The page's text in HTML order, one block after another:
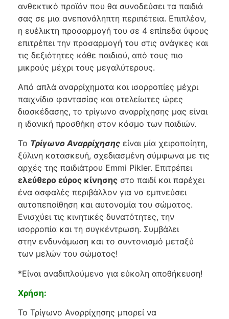
ανθεκτικό προϊόν που θα συνοδεύσει τα παιδιά
σας σε μια ανεπανάληπτη περιπέτεια. Επιπλέον,
η ευέλικτη προσαρμογή του σε 4 επίπεδα ύψους
επιτρέπει την προσαρμογή του στις ανάγκες και
τις δεξιότητες κάθε παιδιού, από τους πιο
μικρούς μέχρι τους μεγαλύτερους.
Από απλά αναρρίχηματα και ισορροπίες μέχρι
παιχνίδια φαντασίας και ατελείωτες ώρες
διασκέδασης, το τρίγωνο αναρρίχησης μας είναι
η ιδανική προσθήκη στον κόσμο των παιδιών.
Το Τρίγωνο Αναρρίχησης είναι μία χειροποίητη,
ξύλινη κατασκευή, σχεδιασμένη σύμφωνα με τις
αρχές της παιδιάτρου Emmi Pikler. Επιτρέπει
ελεύθερο εύρος κίνησης στο παιδί και παρέχει
ένα ασφαλές περιβάλλον για να εμπνεύσει
αυτοπεποίθηση και αυτονομία του σώματος.
Ενισχύει τις κινητικές δυνατότητες, την
ισορροπία και τη συγκέντρωση. Συμβάλει
στην ενδυνάμωση και το συντονισμό μεταξύ
των μελών του σώματος!
*Είναι αναδιπλούμενο για εύκολη αποθήκευση!
Χρήση:
Το Τρίγωνο Αναρρίχησης μπορεί να